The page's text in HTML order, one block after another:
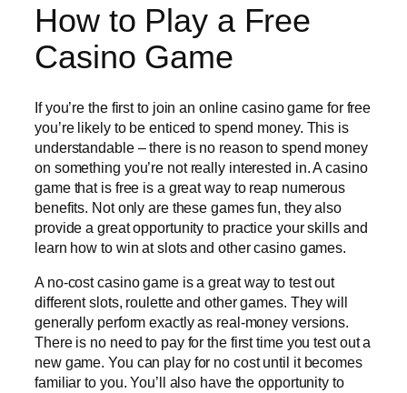
How to Play a Free
Casino Game
If you’re the first to join an online casino game for free
you’re likely to be enticed to spend money. This is
understandable – there is no reason to spend money
on something you’re not really interested in. A casino
game that is free is a great way to reap numerous
benefits. Not only are these games fun, they also
provide a great opportunity to practice your skills and
learn how to win at slots and other casino games.
A no-cost casino game is a great way to test out
different slots, roulette and other games. They will
generally perform exactly as real-money versions.
There is no need to pay for the first time you test out a
new game. You can play for no cost until it becomes
familiar to you. You’ll also have the opportunity to